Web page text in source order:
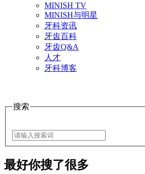
MINISH TV
MINISH与明星
牙科资讯
牙齿百科
牙齿Q&A
人才
牙科博客
搜索
最好你搜了很多